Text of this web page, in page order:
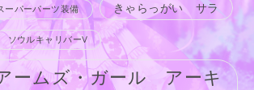
パーパーツ装備 きゃらっがい サラ
ソウルキャリバーV
ームズ・ガール アーキ